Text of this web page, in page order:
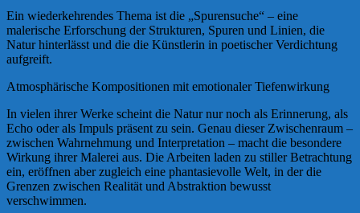
Ein wiederkehrendes Thema ist die „Spurensuche“ – eine
malerische Erforschung der Strukturen, Spuren und Linien, die
Natur hinterlässt und die die Künstlerin in poetischer Verdichtung
aufgreift.
Atmosphärische Kompositionen mit emotionaler Tiefenwirkung
In vielen ihrer Werke scheint die Natur nur noch als Erinnerung, als
Echo oder als Impuls präsent zu sein. Genau dieser Zwischenraum –
zwischen Wahrnehmung und Interpretation – macht die besondere
Wirkung ihrer Malerei aus. Die Arbeiten laden zu stiller Betrachtung
ein, eröffnen aber zugleich eine phantasievolle Welt, in der die
Grenzen zwischen Realität und Abstraktion bewusst
verschwimmen.